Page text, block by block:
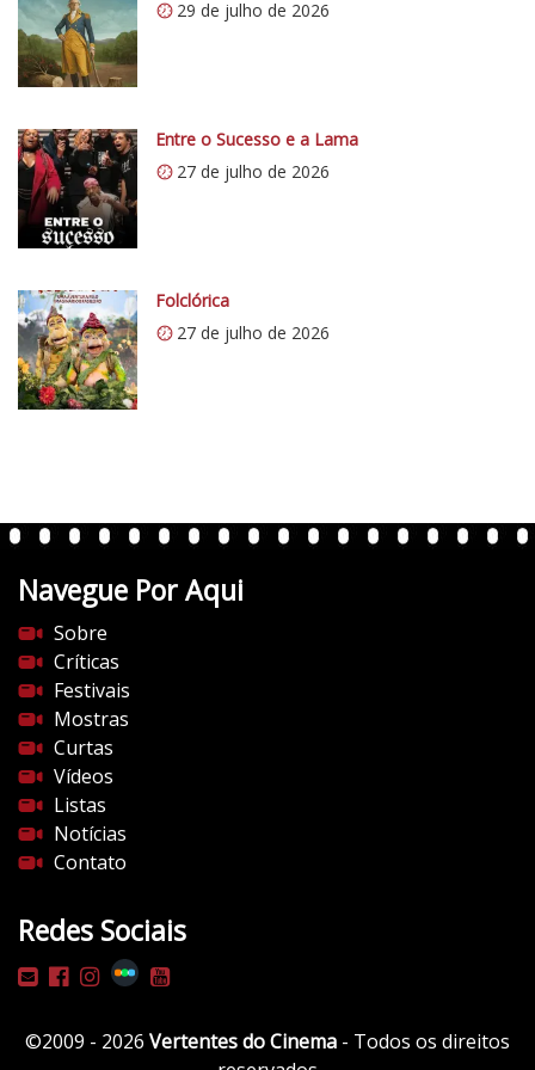
:
/
/
0
.
w
p
.
o
m
/
v
e
n
e
d
o
c
i
n
e
m
a
.
o
m
/
p
29 de julho de 2026
Entre o Sucesso e a Lama
27 de julho de 2026
Folclórica
27 de julho de 2026
Navegue Por Aqui
Sobre
Críticas
Festivais
Mostras
Curtas
Vídeos
Listas
Notícias
Contato
Redes Sociais
©2009 - 2026 Vertentes do Cinema - Todos os direitos